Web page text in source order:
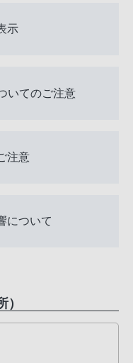
示
いてのご注意
注意
について